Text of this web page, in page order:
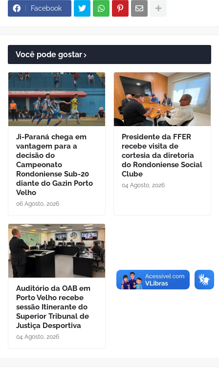
Facebook
Você pode gostar
Ji-Paraná chega em
vantagem para a
decisão do
Campeonato
Rondoniense Sub-20
diante do Gazin Porto
Velho
06 Agosto, 2026
Presidente da FFER
recebe visita de
cortesia da diretoria
do Rondoniense Social
Clube
04 Agosto, 2026
Auditório da OAB em
Porto Velho recebe
sessão Itinerante do
Superior Tribunal de
Justiça Desportiva
04 Agosto, 2026